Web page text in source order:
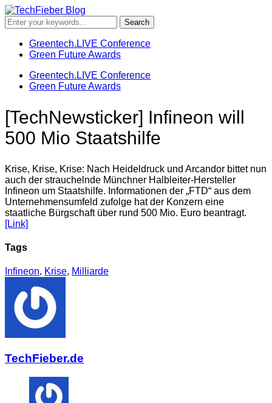
Greentech.LIVE Conference
Green Future Awards
Greentech.LIVE Conference
Green Future Awards
[TechNewsticker] Infineon will
500 Mio Staatshilfe
Krise, Krise, Krise: Nach Heideldruck und Arcandor bittet nun
auch der strauchelnde Münchner Halbleiter-Hersteller
Infineon um Staatshilfe. Informationen der „FTD“ aus dem
Unternehmensumfeld zufolge hat der Konzern eine
staatliche Bürgschaft über rund 500 Mio. Euro beantragt.
[Link]
Tags
Infineon, Krise, Milliarde
TechFieber.de